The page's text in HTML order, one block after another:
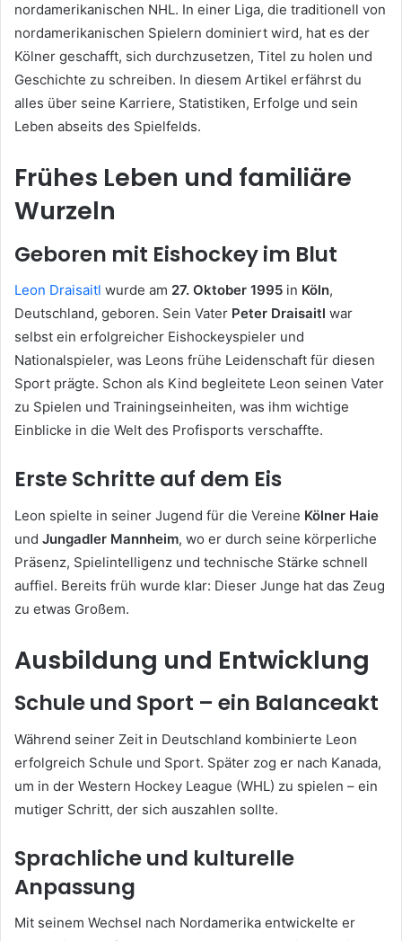
nordamerikanischen NHL. In einer Liga, die traditionell von
nordamerikanischen Spielern dominiert wird, hat es der
Kölner geschafft, sich durchzusetzen, Titel zu holen und
Geschichte zu schreiben. In diesem Artikel erfährst du
alles über seine Karriere, Statistiken, Erfolge und sein
Leben abseits des Spielfelds.
Frühes Leben und familiäre
Wurzeln
Geboren mit Eishockey im Blut
Leon Draisaitl wurde am 27. Oktober 1995 in Köln,
Deutschland, geboren. Sein Vater Peter Draisaitl war
selbst ein erfolgreicher Eishockeyspieler und
Nationalspieler, was Leons frühe Leidenschaft für diesen
Sport prägte. Schon als Kind begleitete Leon seinen Vater
zu Spielen und Trainingseinheiten, was ihm wichtige
Einblicke in die Welt des Profisports verschaffte.
Erste Schritte auf dem Eis
Leon spielte in seiner Jugend für die Vereine Kölner Haie
und Jungadler Mannheim, wo er durch seine körperliche
Präsenz, Spielintelligenz und technische Stärke schnell
auffiel. Bereits früh wurde klar: Dieser Junge hat das Zeug
zu etwas Großem.
Ausbildung und Entwicklung
Schule und Sport – ein Balanceakt
Während seiner Zeit in Deutschland kombinierte Leon
erfolgreich Schule und Sport. Später zog er nach Kanada,
um in der Western Hockey League (WHL) zu spielen – ein
mutiger Schritt, der sich auszahlen sollte.
Sprachliche und kulturelle
Anpassung
Mit seinem Wechsel nach Nordamerika entwickelte er